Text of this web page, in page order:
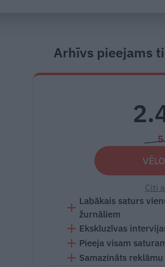
Arhīvs pieejams
Citi
Labākais saturs
žurnāliem
Ekskluzīvas
Pieeja visam
Samazināts